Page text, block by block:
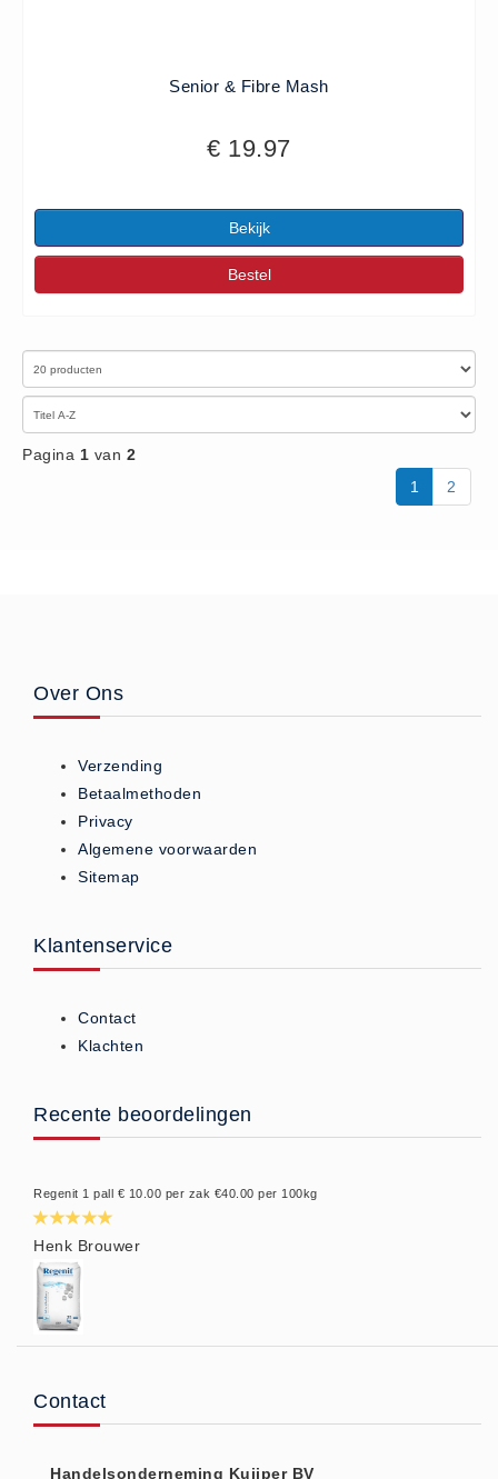
Senior & Fibre Mash
€ 19.97
Bekijk
Bestel
Pagina 1 van 2
1
2
Over Ons
Verzending
Betaalmethoden
Privacy
Algemene voorwaarden
Sitemap
Klantenservice
Contact
Klachten
Recente beoordelingen
Regenit 1 pall € 10.00 per zak €40.00 per 100kg
Henk Brouwer
Contact
Handelsonderneming Kuijper BV